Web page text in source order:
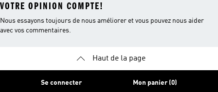
VOTRE OPINION COMPTE!
Nous essayons toujours de nous améliorer et vous pouvez nous aider
avec vos commentaires.
Haut de la page
Se connecter Mon panier (0)